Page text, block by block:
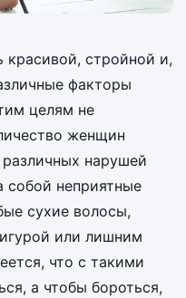
стройной и,
факторы
целям не
женщин
нарушей
собой неприятные
сухие волосы,
или лишним
что с такими
а чтобы бороться,